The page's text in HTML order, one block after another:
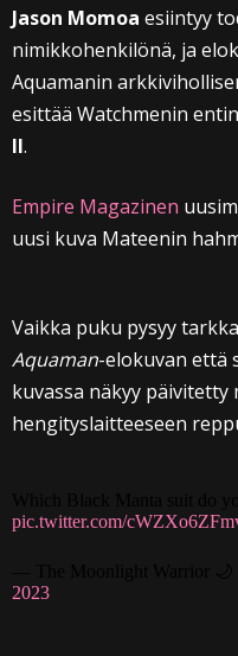
Jason Momoa esiintyy
nimikkohenkilönä, ja
Aquamanin
esittää Watchmenin
II.
Empire Magazinen
uusi kuva Mateenin
Vaikka puku pysyy
Aquaman-elokuvan että
kuvassa näkyy
hengityslaitteeseen
pic.twitter.com/
2023